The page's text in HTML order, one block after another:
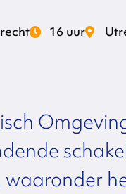
16 uur
waaronder